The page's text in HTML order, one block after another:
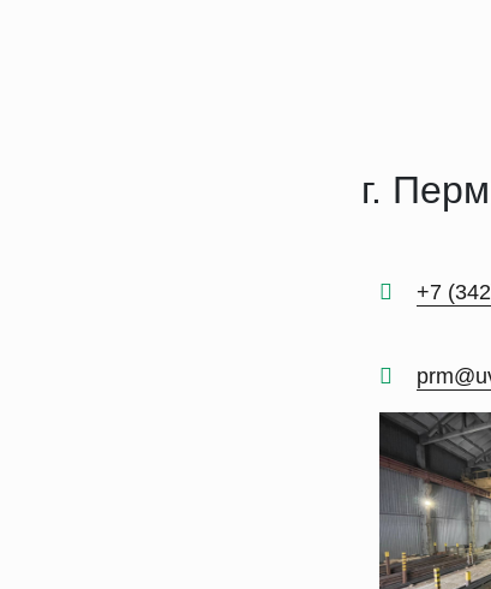
г.
+7